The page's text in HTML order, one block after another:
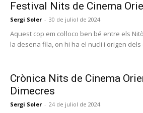
Festival Nits de Cinema
Sergi Soler - 30 de juliol de 2024
Aquest cop em col·loco ben bé entre els
la desena fila, on hi ha el nucli i origen dels
Crònica Nits de Cinema
Dimecres
Sergi Soler - 24 de juliol de 2024